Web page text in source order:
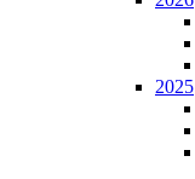
2025